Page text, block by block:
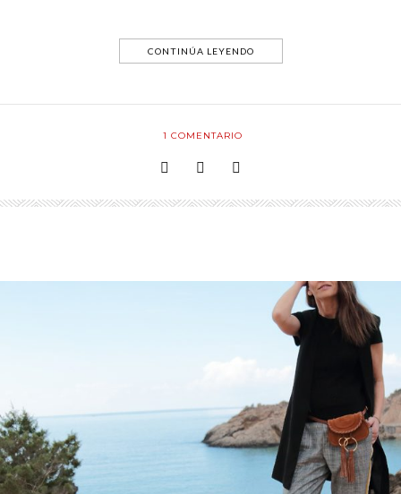
CONTINÚA LEYENDO
1 COMENTARIO